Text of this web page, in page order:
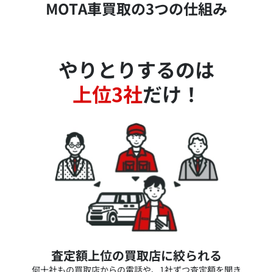
MOTA車買取の3つの仕組み
やりとりするのは
上位3社だけ！
査定額上位の買取店に絞られる